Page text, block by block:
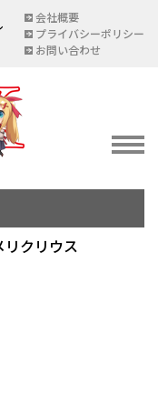
会社概要
プライバシーポリシー
お問い合わせ
クリウス